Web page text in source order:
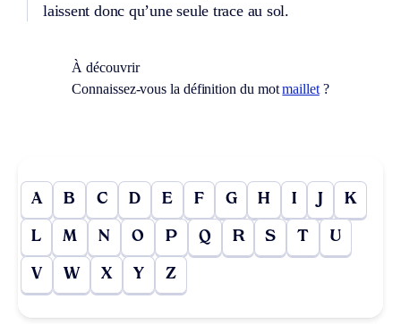
laissent donc qu’une seule trace au sol.
À découvrir
Connaissez-vous la définition du motmaillet?
A B C D E F G H I J K
L M N O P Q R S T U
V W X Y Z